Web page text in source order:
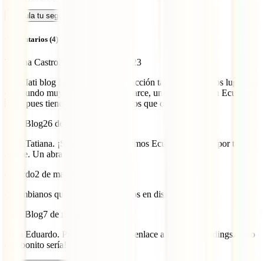
Calcula tu seguro
Comentarios (4)
Tatiana Castro 24 de octubre de 2023
Sres. Iati blog En su excelente redacción también hay otros lugares
del mundo muy hermosos para casarce, uno de ellos es en Ecuador
🇪🇨 pues tiene asombrosos destinos que ofrecer.
IATI Blog26 de octubre de 2023
Hola Tatiana. ¡Seguro que sí! Amamos Ecuador. Gracias por tu
aporte. Un abrazo.
eduardo2 de marzo de 2023
colombianos que queremos casarnos en disney
IATI Blog7 de marzo de 2023
Hola Eduardo. Prueba a través del enlace a Disney Weddings.¡Pero
qué bonito sería!